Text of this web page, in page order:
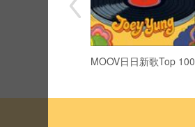
MOOV日日新歌Top 100